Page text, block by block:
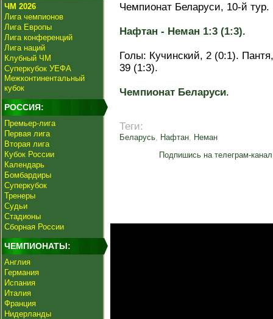
ЧМ 2026
Лига чемпионов
Лига Европы
Лига конференций
Лига наций
Клубный ЧМ
Суперкубок УЕФА
Межконтинентальный
кубок
РОССИЯ:
Премьер-лига
Первая лига
Вторая лига
Кубок России
Календарь
Бомбардиры
Суперкубок
Тренеры
Судьи
Стадионы
Сборная России
ЧЕМПИОНАТЫ:
Англия
Германия
Испания
Италия
Франция
Нидерланды
Чемпионат Беларуси, 10-й тур.
Нафтан - Неман 1:3 (1:3).
Голы: Кучинский, 2 (0:1).
39 (1:3).
Чемпионат Беларуси.
Теги:
Беларусь, Нафтан, Неман
Подпишись на телеграм-